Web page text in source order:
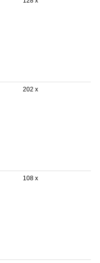
202 x
108 x